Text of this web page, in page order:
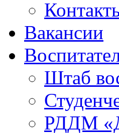
Вакансии
Штаб
РДДМ